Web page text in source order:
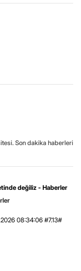
Son dakika haberleri
değiliz - Haberler
08:34:06 #7.13#